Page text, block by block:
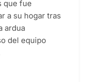
que fue
a su hogar tras
ardua
del equipo